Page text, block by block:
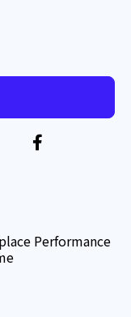
Performance